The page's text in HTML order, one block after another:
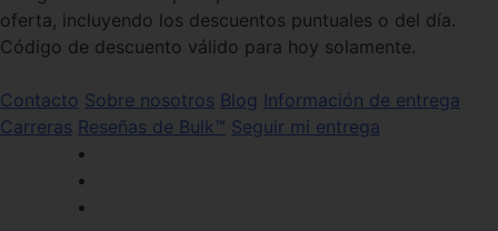
oferta, incluyendo los descuentos puntuales o del día.
Código de descuento válido para hoy solamente.
Contacto Sobre nosotros Blog Información de entrega
Carreras Reseñas de Bulk™ Seguir mi entrega